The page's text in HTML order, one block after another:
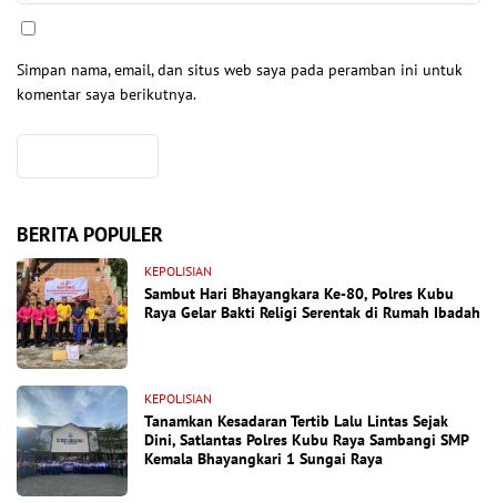
Simpan nama, email, dan situs web saya pada peramban ini untuk
komentar saya berikutnya.
BERITA POPULER
KEPOLISIAN
Sambut Hari Bhayangkara Ke-80, Polres Kubu
Raya Gelar Bakti Religi Serentak di Rumah Ibadah
KEPOLISIAN
Tanamkan Kesadaran Tertib Lalu Lintas Sejak
Dini, Satlantas Polres Kubu Raya Sambangi SMP
Kemala Bhayangkari 1 Sungai Raya